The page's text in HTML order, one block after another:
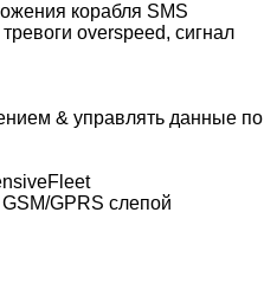
корабля SMS
overspeed, сигнал
& управлять данные по
GPRS слепой